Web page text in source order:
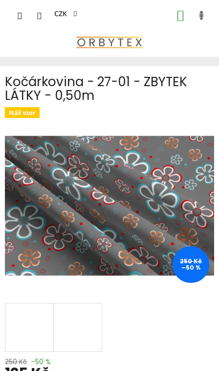
CZK
Kočárkovina - 27-01 - ZBYTEK
LÁTKY - 0,50m
Náš vzor
250 Kč
–50 %
250 Kč –50 %